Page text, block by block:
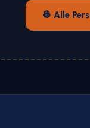
👷 Alle